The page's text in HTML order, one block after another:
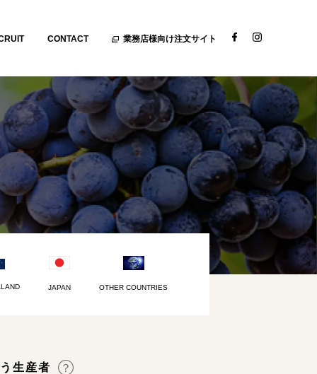
CONTACT 業務店様向け注文サイト
JAPAN OTHER COUNTRIES
生産者